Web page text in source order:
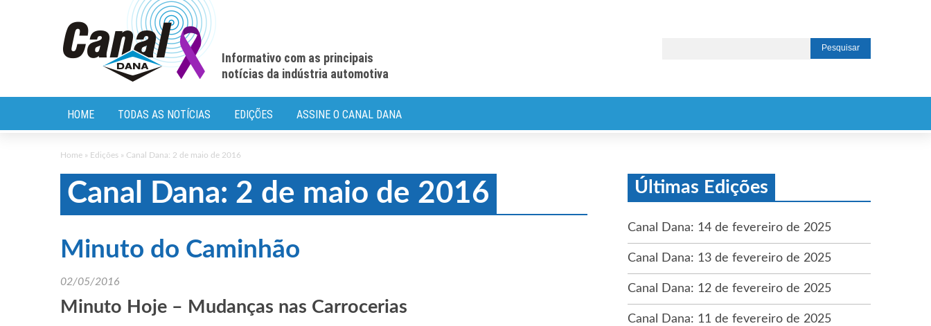
Informativo com as principais
notícias da indústria automotiva
HOME TODAS AS NOTÍCIAS EDIÇÕES ASSINE O CANAL DANA
Home » Edições » Canal Dana: 2 de maio de 2016
Canal Dana: 2 de maio de 2016
Minuto do Caminhão
02/05/2016
Minuto Hoje – Mudanças nas Carrocerias
Últimas Edições
Canal Dana: 14 de fevereiro de 2025
Canal Dana: 13 de fevereiro de 2025
Canal Dana: 12 de fevereiro de 2025
Canal Dana: 11 de fevereiro de 2025